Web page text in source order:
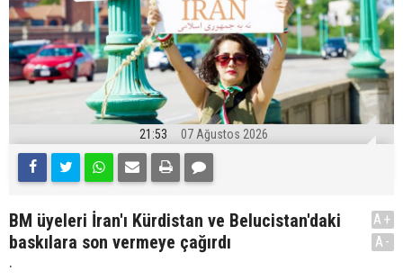
21:53 07 Ağustos 2026
BM üyeleri İran'ı Kürdistan ve Belucistan'daki
baskılara son vermeye çağırdı
.
A+
A-